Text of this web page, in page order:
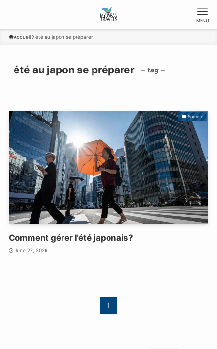
MENU
Accueil été au japon se préparer
été au japon se préparer – tag –
Société
Comment gérer l’été japonais?
June 22, 2026
1